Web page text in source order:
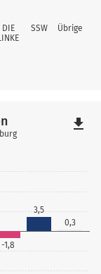
DIE
SSW Übrige
-1,8
3,5
0,3
file_download